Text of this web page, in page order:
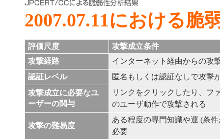
2007.07.11における脆
評価尺度
攻撃成立条件
攻撃経路
インターネット経由からの攻
認証レベル
匿名もしくは認証なしで攻撃
攻撃成立に必要なユ
ーザーの関与
リンクをクリックしたり、フ
のユーザ動作で攻撃される
攻撃の難易度
ある程度の専門知識や運 (条
必要